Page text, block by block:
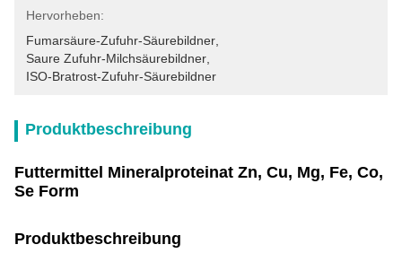
Hervorheben:
Fumarsäure-Zufuhr-Säurebildner
Saure Zufuhr-Milchsäurebildner
ISO-Bratrost-Zufuhr-Säurebildner
Produktbeschreibung
Futtermittel Mineralproteinat Zn, Cu, Mg, Fe, Co,
Se Form
Produktbeschreibung